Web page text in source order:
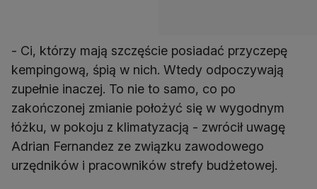
- Ci, którzy mają szczęście posiadać przyczepę
kempingową, śpią w nich. Wtedy odpoczywają
zupełnie inaczej. To nie to samo, co po
zakończonej zmianie położyć się w wygodnym
łóżku, w pokoju z klimatyzacją - zwrócił uwagę
Adrian Fernandez ze związku zawodowego
urzędników i pracowników strefy budżetowej.